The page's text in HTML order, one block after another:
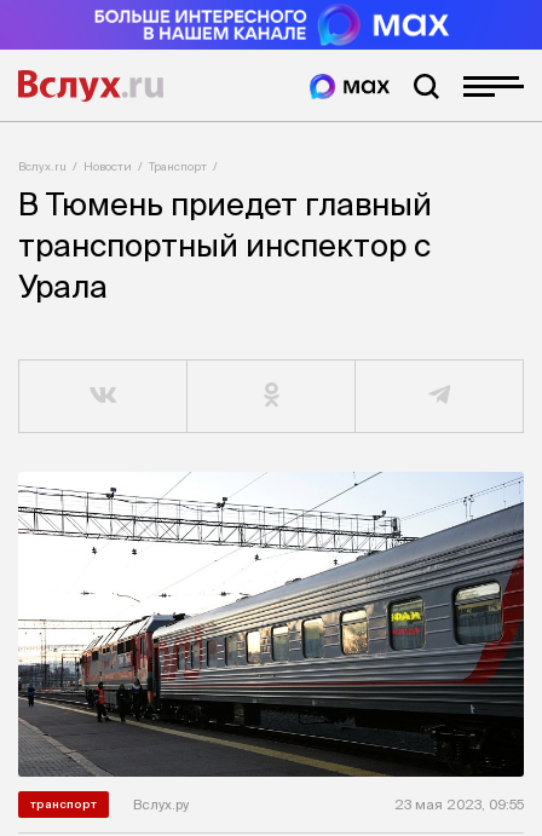
Вслух.ru Новости Транспорт
В Тюмень приедет главный
транспортный инспектор с
Урала
транспорт Вслух.ру 23 мая 2023, 09:55